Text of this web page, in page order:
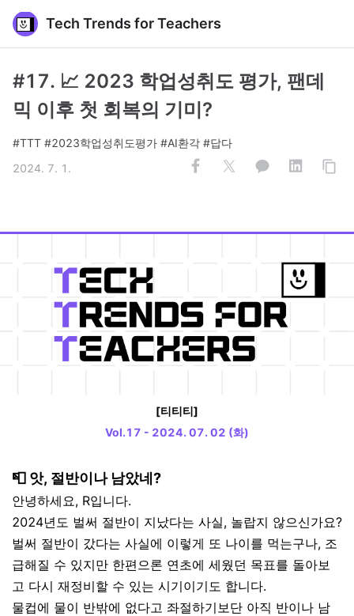
Tech Trends for Teachers
#17. 📈 2023 학업성취도 평가, 팬데
믹 이후 첫 회복의 기미?
#TTT #2023학업성취도평가 #AI환각 #답다
2024. 7. 1.
[티티티]
Vol.17 - 2024. 07. 02 (화)
📮 앗, 절반이나 남았네?
안녕하세요, R입니다.
2024년도 벌써 절반이 지났다는 사실, 놀랍지 않으신가요?
벌써 절반이 갔다는 사실에 이렇게 또 나이를 먹는구나, 조
급해질 수 있지만 한편으론 연초에 세웠던 목표를 돌아보
고 다시 재정비할 수 있는 시기이기도 합니다.
물컵에 물이 반밖에 없다고 좌절하기보단 아직 반이나 남